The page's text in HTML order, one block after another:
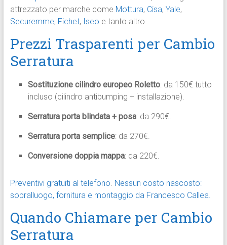
attrezzato per marche come Mottura, Cisa, Yale,
Securemme, Fichet, Iseo e tanto altro.
Prezzi Trasparenti per Cambio
Serratura
Sostituzione cilindro europeo Roletto: da 150€ tutto
incluso (cilindro antibumping + installazione).
Serratura porta blindata + posa: da 290€.
Serratura porta semplice: da 270€.
Conversione doppia mappa: da 220€.
Preventivi gratuiti al telefono. Nessun costo nascosto:
sopralluogo, fornitura e montaggio da Francesco Callea.
Quando Chiamare per Cambio
Serratura